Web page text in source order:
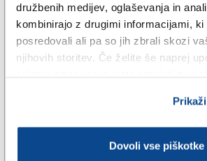
družbenih medijev, oglaševanja in
kombinirajo z drugimi informacijami, ki
posredovali ali pa so jih zbrali skozi
njihovih storitev. Če želite še naprej
Dovoli vse piškotke
Med spustom s
je popustil klin